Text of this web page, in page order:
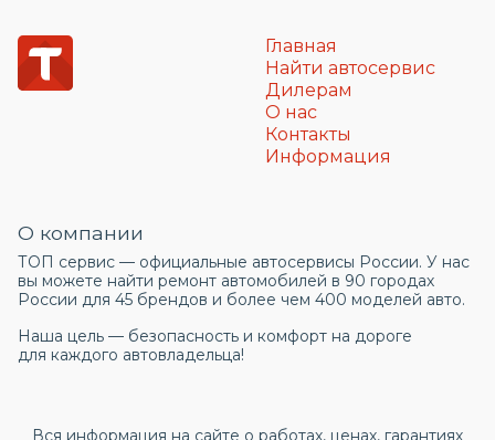
Главная
Найти автосервис
Дилерам
О нас
Контакты
Информация
О компании
ТОП сервис — официальные автосервисы России. У нас
вы можете найти ремонт автомобилей в 90 городах
России для 45 брендов и более чем 400 моделей авто.
Наша цель — безопасность и комфорт на дороге
для каждого автовладельца!
Вся информация на сайте о работах, ценах, гарантиях